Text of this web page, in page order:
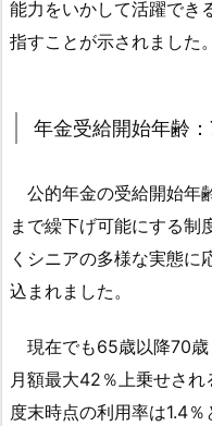
は
1.
金
給
開
齢：
0
歳
超
能力をいかして活躍でき
指すことが示されました。
年金受給開始年齢
公的年金の受給開始年
まで繰下げ可能にする制
くシニアの多様な実態に
込まれました。
現在でも65歳以降70歳
月額最大42％上乗せさ
度末時点の利用率は1.4